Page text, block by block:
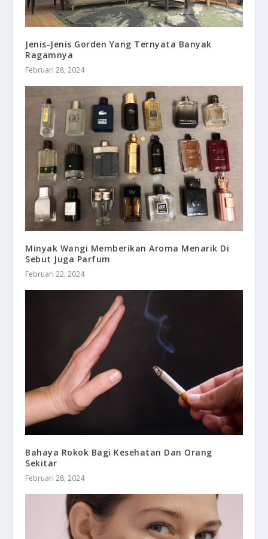
Jenis-Jenis Gorden Yang Ternyata Banyak
Ragamnya
Februari 28, 2024
Minyak Wangi Memberikan Aroma Menarik Di
Sebut Juga Parfum
Februari 22, 2024
Bahaya Rokok Bagi Kesehatan Dan Orang
Sekitar
Februari 28, 2024